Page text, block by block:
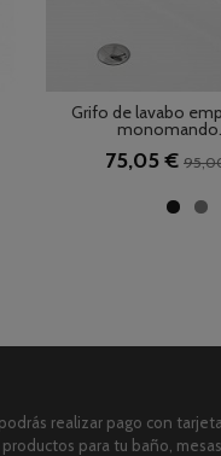
Grifo de lavabo
75,05 €
realizar pago con
para tu baño,